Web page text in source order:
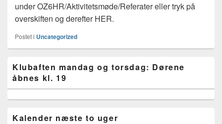
under OZ6HR/Aktivitetsmøde/Referater eller tryk på
overskiften og derefter HER.
Postet i Uncategorized
Sidebar
Widget
Area
Klubaften mandag og torsdag: Dørene
åbnes kl. 19
Kalender næste to uger